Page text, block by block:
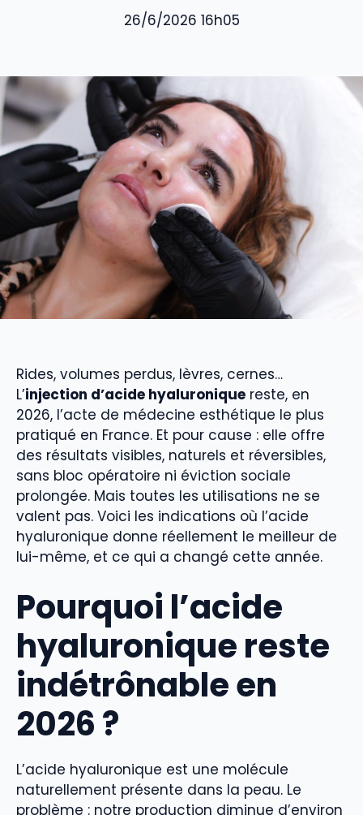
26/6/2026 16h05
Rides, volumes perdus, lèvres, cernes…
L’injection d’acide hyaluronique reste, en
2026, l’acte de médecine esthétique le plus
pratiqué en France. Et pour cause : elle offre
des résultats visibles, naturels et réversibles,
sans bloc opératoire ni éviction sociale
prolongée. Mais toutes les utilisations ne se
valent pas. Voici les indications où l’acide
hyaluronique donne réellement le meilleur de
lui-même, et ce qui a changé cette année.
Pourquoi l’acide
hyaluronique reste
indétrônable en
2026 ?
L’acide hyaluronique est une molécule
naturellement présente dans la peau. Le
problème : notre production diminue d’environ